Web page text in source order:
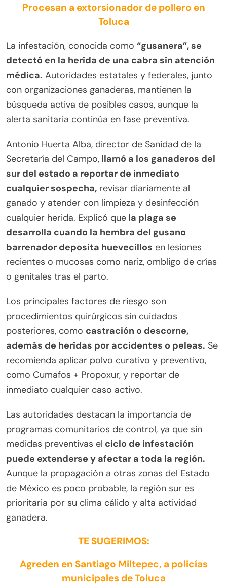
Procesan a extorsionador de pollero en
Toluca
La infestación, conocida como “gusanera”, se
detectó en la herida de una cabra sin atención
médica. Autoridades estatales y federales, junto
con organizaciones ganaderas, mantienen la
búsqueda activa de posibles casos, aunque la
alerta sanitaria continúa en fase preventiva.
Antonio Huerta Alba, director de Sanidad de la
Secretaría del Campo, llamó a los ganaderos del
sur del estado a reportar de inmediato
cualquier sospecha, revisar diariamente al
ganado y atender con limpieza y desinfección
cualquier herida. Explicó que la plaga se
desarrolla cuando la hembra del gusano
barrenador deposita huevecillos en lesiones
recientes o mucosas como nariz, ombligo de crías
o genitales tras el parto.
Los principales factores de riesgo son
procedimientos quirúrgicos sin cuidados
posteriores, como castración o descorne,
además de heridas por accidentes o peleas. Se
recomienda aplicar polvo curativo y preventivo,
como Cumafos + Propoxur, y reportar de
inmediato cualquier caso activo.
Las autoridades destacan la importancia de
programas comunitarios de control, ya que sin
medidas preventivas el ciclo de infestación
puede extenderse y afectar a toda la región.
Aunque la propagación a otras zonas del Estado
de México es poco probable, la región sur es
prioritaria por su clima cálido y alta actividad
ganadera.
TE SUGERIMOS:
Agreden en Santiago Miltepec, a policías
municipales de Toluca